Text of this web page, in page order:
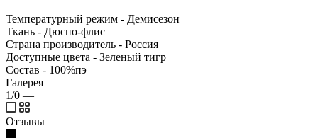
Температурный режим - Демисезон
Ткань - Дюспо-флис
Страна производитель - Россия
Доступные цвета - Зеленый тигр
Состав - 100%пэ
Галерея
1/0 —
Отзывы